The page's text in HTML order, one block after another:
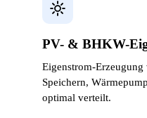
PV- & BHKW-
Eigenstrom-
Speichern,
optimal verteilt.